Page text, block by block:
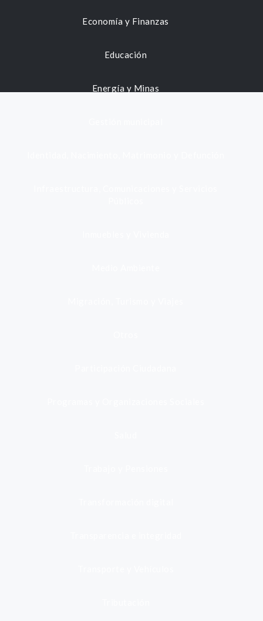
Economía y Finanzas
Educación
Energía y Minas